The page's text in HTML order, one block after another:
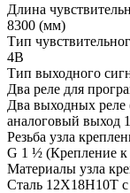
Длина
8300 (мм)
Тип
4В
Тип выходного
Два реле для
Два выходных реле
аналоговый выход
Резьба узла
G 1 ½ (Крепление к
Материалы узла
Сталь 12Х18Н10Т с